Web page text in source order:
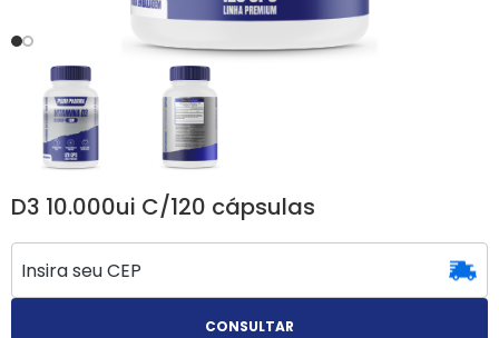
D3 10.000ui C/120 cápsulas
CONSULTAR